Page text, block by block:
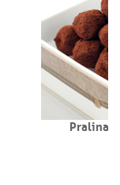
Pralina